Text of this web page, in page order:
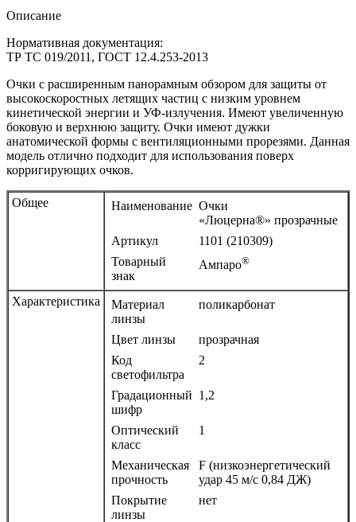
Описание
Нормативная документация:
ТР ТС 019/2011, ГОСТ 12.4.253-2013
Очки с расширенным панорамным обзором для защиты от
высокоскоростных летящих частиц с низким уровнем
кинетической энергии и УФ-излучения. Имеют увеличенную
боковую и верхнюю защиту. Очки имеют дужки
анатомической формы с вентиляционными прорезями. Данная
модель отлично подходит для использования поверх
корригирующих очков.
Общее Наименование Очки
«Люцерна®» прозрачные
Артикул
1101 (210309)
Товарный
знак
Ампаро®
Характеристика
Материал
линзы
поликарбонат
Цвет линзы
прозрачная
Код
светофильтра
2
Градационный
шифр
1,2
Оптический
класс
1
Механическая
прочность
F (низкоэнергетический
удар 45 м/с 0,84 ДЖ)
Покрытие
линзы
нет